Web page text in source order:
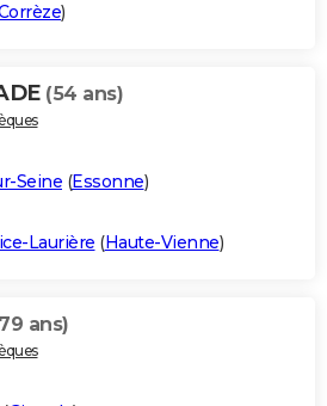
)
(54 ans)
Seine (Essonne)
Laurière (Haute-Vienne)
ans)